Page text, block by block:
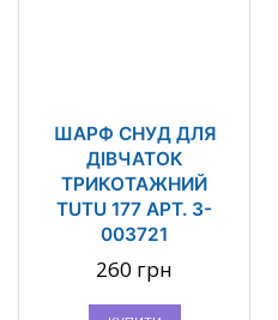
ШАРФ СНУД ДЛЯ
ДІВЧАТОК
ТРИКОТАЖНИЙ
TUTU 177 АРТ. 3-
003721
260 грн